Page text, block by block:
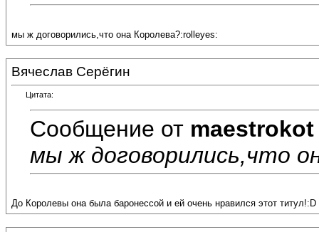
мы ж договорились,что она Королева?:rolleyes:
Вячеслав Серёгин
Цитата:
Сообщение от maestrokot
мы ж договорились,что
До Королевы она была баронессой и ей очень нравился этот титул!:D